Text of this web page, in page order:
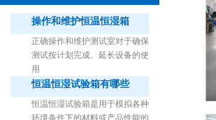
1立方米细菌气雾柜（不锈钢）
操作和维护恒温恒湿箱
正确操作和维护测试室对于确保
测试按计划完成、延长设备的使
用
恒温恒湿试验箱有哪些
恒温恒湿试验箱是用于模拟各种
环境条件下的材料或产品性能的